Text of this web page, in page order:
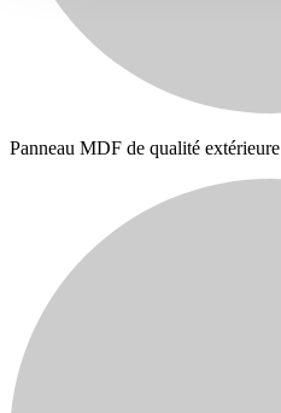
Panneau MDF de qualité extérieure